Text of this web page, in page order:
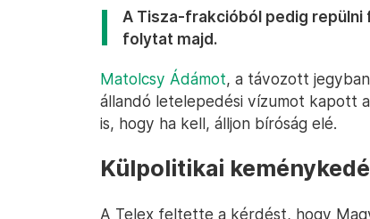
A Tisza-frakcióból pedig
folytat majd.
Matolcsy Ádámot, a távozott
állandó letelepedési vízumot kapott
is, hogy ha kell, álljon bíróság elé.
Külpolitikai
A Telex feltette a kérdést, hogy